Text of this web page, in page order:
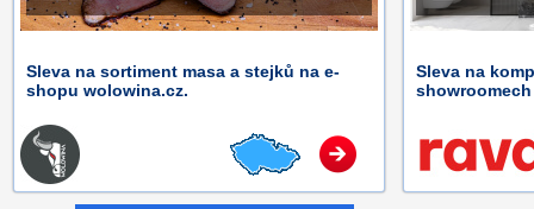
Sleva na sortiment masa a stejků na e-
shopu wolowina.cz.
Sleva na
showroomech